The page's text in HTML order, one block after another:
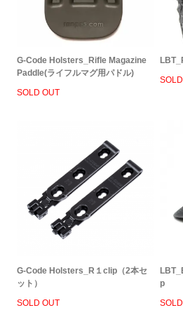
G-Code Holsters_Rifle Magazine
Paddle(ライフルマグ用パドル)
SOLD OUT
G-Code Holsters_R１clip（2本セ
ット）
SOLD OUT
p